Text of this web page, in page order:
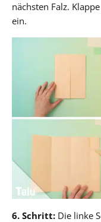
nächsten Falz.
ein.
6. Schritt: Die linke